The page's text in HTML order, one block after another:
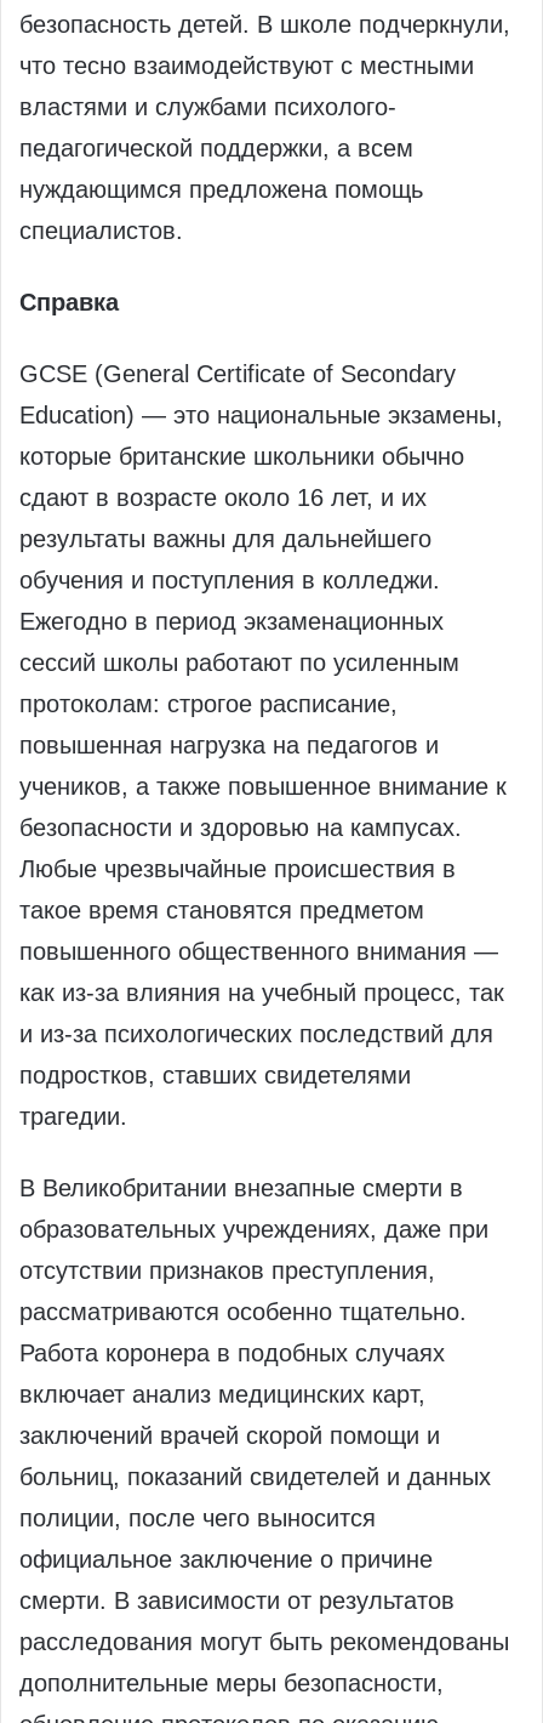
безопасность детей. В школе подчеркнули,
что тесно взаимодействуют с местными
властями и службами психолого-
педагогической поддержки, а всем
нуждающимся предложена помощь
специалистов.
Справка
GCSE (General Certificate of Secondary
Education) — это национальные экзамены,
которые британские школьники обычно
сдают в возрасте около 16 лет, и их
результаты важны для дальнейшего
обучения и поступления в колледжи.
Ежегодно в период экзаменационных
сессий школы работают по усиленным
протоколам: строгое расписание,
повышенная нагрузка на педагогов и
учеников, а также повышенное внимание к
безопасности и здоровью на кампусах.
Любые чрезвычайные происшествия в
такое время становятся предметом
повышенного общественного внимания —
как из‑за влияния на учебный процесс, так
и из‑за психологических последствий для
подростков, ставших свидетелями
трагедии.
В Великобритании внезапные смерти в
образовательных учреждениях, даже при
отсутствии признаков преступления,
рассматриваются особенно тщательно.
Работа коронера в подобных случаях
включает анализ медицинских карт,
заключений врачей скорой помощи и
больниц, показаний свидетелей и данных
полиции, после чего выносится
официальное заключение о причине
смерти. В зависимости от результатов
расследования могут быть рекомендованы
дополнительные меры безопасности,